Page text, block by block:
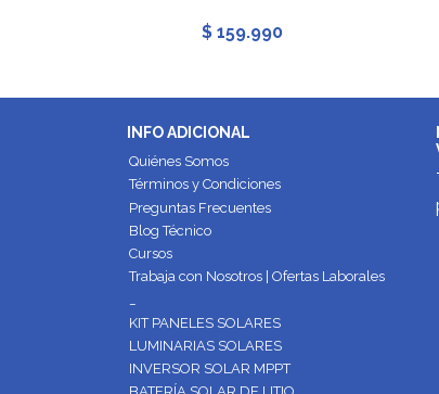
$ 159.990
INFO ADICIONAL
Quiénes Somos
Términos y Condiciones
Preguntas Frecuentes
Blog Técnico
Cursos
Trabaja con Nosotros | Ofertas Laborales
KIT PANELES SOLARES
LUMINARIAS SOLARES
INVERSOR SOLAR MPPT